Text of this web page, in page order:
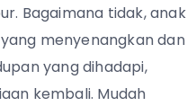
Bagaimana tidak, anak
menyenangkan dan
yang dihadapi,
kembali. Mudah